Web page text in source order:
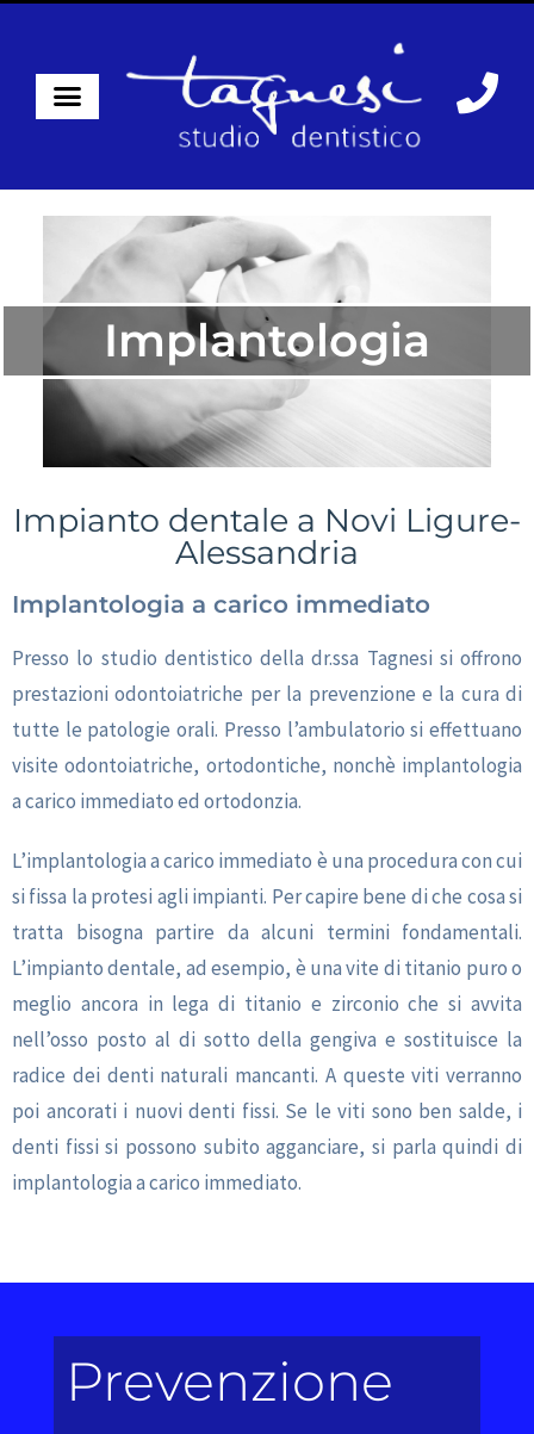
Implantologia
Impianto dentale a Novi Ligure-
Alessandria
Implantologia a carico immediato
Presso lo studio dentistico della dr.ssa Tagnesi si offrono
prestazioni odontoiatriche per la prevenzione e la cura di
tutte le patologie orali. Presso l’ambulatorio si effettuano
visite odontoiatriche, ortodontiche, nonchè implantologia
a carico immediato ed ortodonzia.
L’implantologia a carico immediato è una procedura con cui
si fissa la protesi agli impianti. Per capire bene di che cosa si
tratta bisogna partire da alcuni termini fondamentali.
L’impianto dentale, ad esempio, è una vite di titanio puro o
meglio ancora in lega di titanio e zirconio che si avvita
nell’osso posto al di sotto della gengiva e sostituisce la
radice dei denti naturali mancanti. A queste viti verranno
poi ancorati i nuovi denti fissi. Se le viti sono ben salde, i
denti fissi si possono subito agganciare, si parla quindi di
implantologia a carico immediato.
Prevenzione